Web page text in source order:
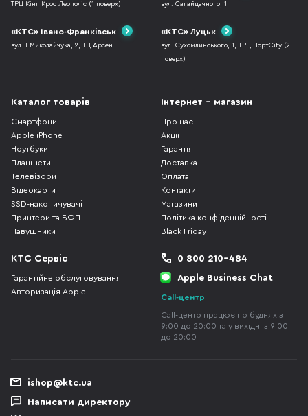
ТРЦ Кінг Крос Леополіс (1 поверх) вул. Сагайдачного, 1
«КТС» Івано-Франківськ
вул. І.Миколайчука, 2, ТЦ Арсен
«КТС» Луцьк
вул. Сухомлинського, 1, ТРЦ ПортCity (2
поверх)
Каталог товарів
Смартфони
Apple iPhone
Ноутбуки
Планшети
Телевізори
Відеокарти
SSD-накопичувачі
Принтери та БФП
Навушники
Інтернет - магазин
Про нас
Акції
Гарантія
Доставка
Оплата
Контакти
Магазини
Політика конфіденційності
Black Friday
КТС Сервіс
Гарантійне обслуговування
Авторизація Apple
0 800 210-484
Apple Business Chat
Call-центр
Call-центр працює по буднях з
9:00 до 20:00 та у вихідні з 9:00
до 20:00
ishop@ktc.ua
Написати директору